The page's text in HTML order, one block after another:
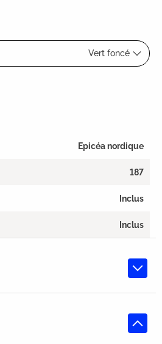
Vert foncé
Epicéa nordique
187
Inclus
Inclus